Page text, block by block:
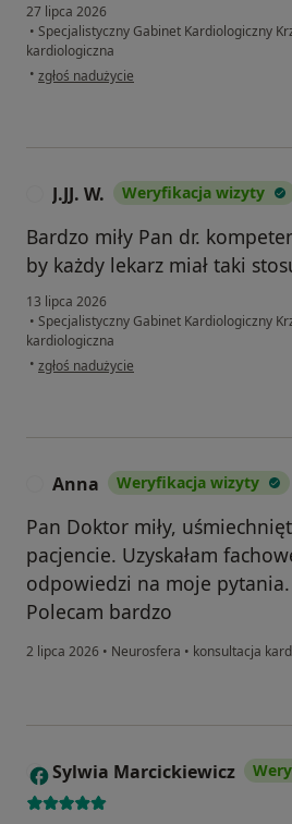
27 lipca 2026
• Specjalistyczny Gabinet Kardiologiczny
kardiologiczna
• w opinii użytkownika Kamil
zgłoś nadużycie
J.JJ. W. Weryfikacja wizyty
Bardzo miły Pan dr.
by każdy lekarz miał taki
13 lipca 2026
• Specjalistyczny Gabinet Kardiologiczny
kardiologiczna
• w opinii użytkownika J.JJ. W.
zgłoś nadużycie
Anna Weryfikacja wizyty
Pan Doktor miły,
pacjencie. Uzyskałam
odpowiedzi na moje pytania.
Polecam bardzo
2 lipca 2026 • Neurosfera • konsultacja
S Sylwia Marcickiewicz